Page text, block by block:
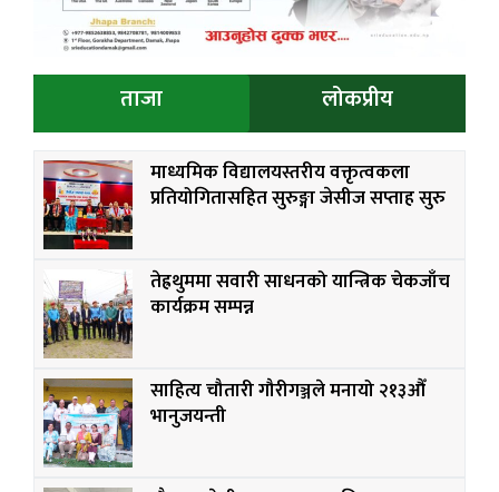
ताजा लोकप्रीय
माध्यमिक विद्यालयस्तरीय वक्तृत्वकला
प्रतियोगितासहित सुरुङ्गा जेसीज सप्ताह सुरु
तेह्रथुममा सवारी साधनको यान्त्रिक चेकजाँच
कार्यक्रम सम्पन्न
साहित्य चौतारी गौरीगञ्जले मनायो २१३औँ
भानुजयन्ती